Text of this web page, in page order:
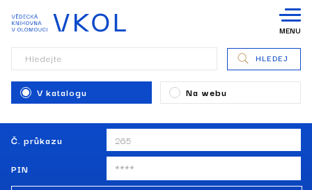
Č. průkazu
PIN
MENU
Hledejte
V katalogu Na webu
HLEDEJ